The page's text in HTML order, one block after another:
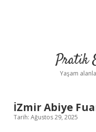
Pratik
Yaşam
İZmir Abiye
Tarih: Ağustos 29, 2025